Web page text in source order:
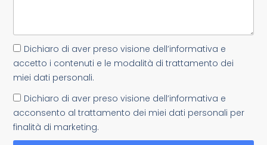
Dichiaro di aver preso visione dell’informativa e
accetto i contenuti e le modalità di trattamento dei
miei dati personali.
Dichiaro di aver preso visione dell’informativa e
acconsento al trattamento dei miei dati personali per
finalità di marketing.